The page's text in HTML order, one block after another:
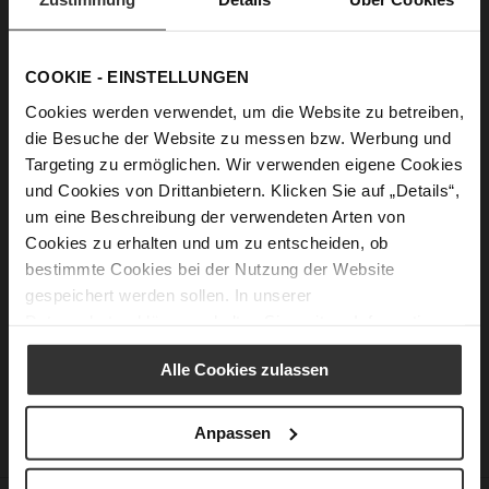
COOKIE - EINSTELLUNGEN
Cookies werden verwendet, um die Website zu betreiben,
die Besuche der Website zu messen bzw. Werbung und
Targeting zu ermöglichen. Wir verwenden eigene Cookies
und Cookies von Drittanbietern. Klicken Sie auf „Details“,
um eine Beschreibung der verwendeten Arten von
Cookies zu erhalten und um zu entscheiden, ob
bestimmte Cookies bei der Nutzung der Website
gespeichert werden sollen. In unserer
Alle Cookies zulassen
Anpassen
Anmelden
Passwort vergessen?
Neue Kunden
Ein Konto zu erstellen hat viele Vorteile: schneller zur Kasse
gehen, mehr als eine Adresse speichern, Bestellungen